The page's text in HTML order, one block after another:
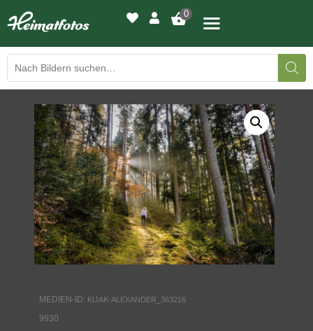
0
BILDERGALERIE
DRUCKQUALITÄTEN
LED-LEUCHTBILDER
WIR DRUCKEN IHR BILD
AUSSTELLUNGEN
KONTAKT
MEDIEN-ID: KIJAK-ALEXANDER_363216
9930